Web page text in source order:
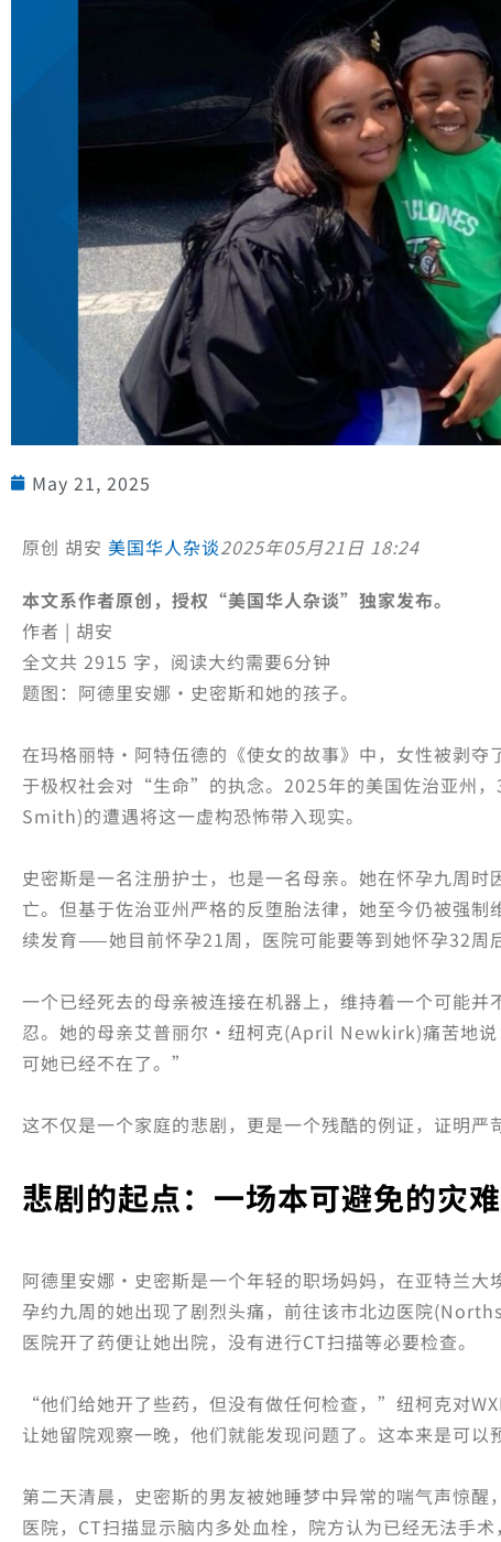
May 21, 2025
原创 胡安 美国华人杂谈2025年05月21日 18:24
本文系作者原创，授权“美国华人杂谈”独家发布。
作者 | 胡安
全文共 2915 字，阅读大约需要6分钟
题图：阿德里安娜·史密斯和她的孩子。
在玛格丽特·阿特伍德的《使女的故事》中，女性被剥夺
于极权社会对“生命”的执念。2025年的美国佐治亚州
Smith)的遭遇将这一虚构恐怖带入现实。
史密斯是一名注册护士，也是一名母亲。她在怀孕九周
亡。但基于佐治亚州严格的反堕胎法律，她至今仍被强
续发育——她目前怀孕21周，医院可能要等到她怀孕32周
一个已经死去的母亲被连接在机器上，维持着一个可能
忍。她的母亲艾普丽尔·纽柯克(April Newkirk)痛苦地说
可她已经不在了。”
这不仅是一个家庭的悲剧，更是一个残酷的例证，证明严
悲剧的起点：一场本可避免的灾难
阿德里安娜·史密斯是一个年轻的职场妈妈，在亚特兰大
孕约九周的她出现了剧烈头痛，前往该市北边医院
医院开了药便让她出院，没有进行CT扫描等必要检查。
“他们给她开了些药，但没有做任何检查，”纽柯克对
让她留院观察一晚，他们就能发现问题了。这本来是可以
第二天清晨，史密斯的男友被她睡梦中异常的喘气声惊
医院，CT扫描显示脑内多处血栓，院方认为已经无法手术